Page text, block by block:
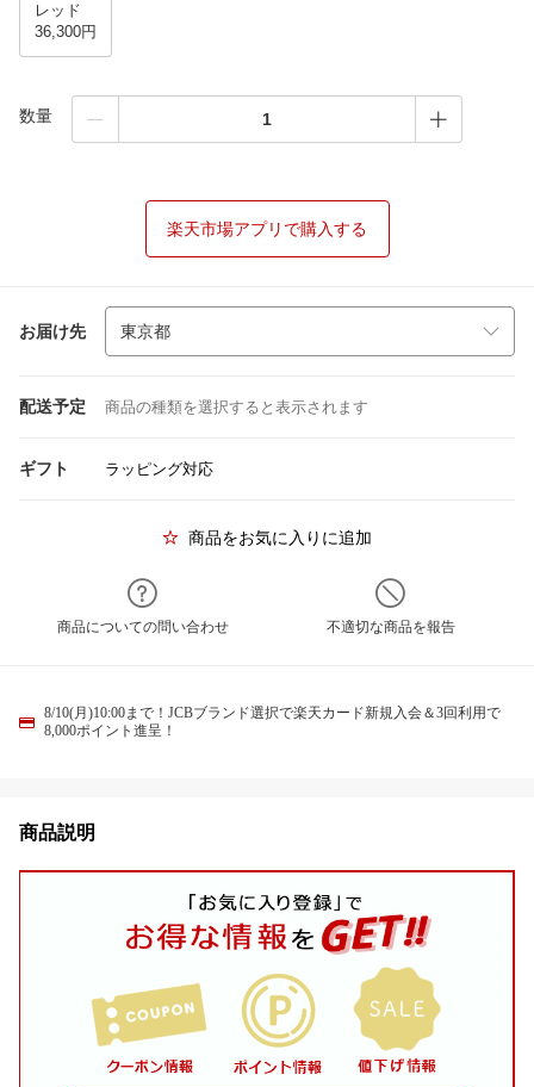
レッド
36,300円
数量
楽天市場アプリで購入する
お届け先
配送予定 商品の種類を選択すると表示されます
ギフト ラッピング対応
商品をお気に入りに追加
商品についての問い合わせ 不適切な商品を報告
8/10(月)10:00まで！JCBブランド選択で楽天カード新規入会＆3回利用で
8,000ポイント進呈！
商品説明